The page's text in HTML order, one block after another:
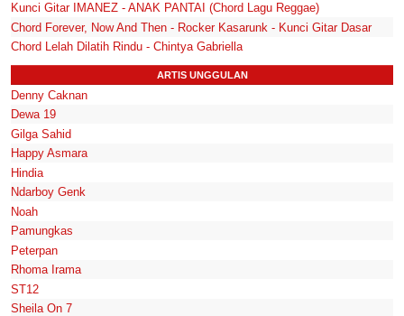
Kunci Gitar IMANEZ - ANAK PANTAI (Chord Lagu Reggae)
Chord Forever, Now And Then - Rocker Kasarunk - Kunci Gitar Dasar
Chord Lelah Dilatih Rindu - Chintya Gabriella
ARTIS UNGGULAN
Denny Caknan
Dewa 19
Gilga Sahid
Happy Asmara
Hindia
Ndarboy Genk
Noah
Pamungkas
Peterpan
Rhoma Irama
ST12
Sheila On 7